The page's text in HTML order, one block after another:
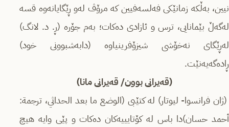
نیین، بەڵکە زمانێکی فەلسەفیین کە مرۆڤ لەو ڕێگایانەوە قسە
لەگەڵ بێمانایی، ترس و ئازادی دەکات؛ بەم جۆرە (ڕ. د. لانگ)
لەڕێگای نەخۆشی شیزۆفرینیاوە (دابەشبوونی خود)
ڕادەگەیەنێت.
(قەیرانی بوون/ قەیرانی مانا)
(ژان فرانسوا- لیوتار) لە کتێبی (الوضع ما بعد الحداثي، ترجمة:
أحمد حسان)دا باس لە کۆتایییەکان دەکات و پێی وایە هیچ